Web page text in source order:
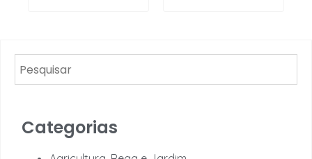
Categorias